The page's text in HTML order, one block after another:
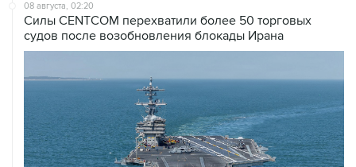
08 августа, 02:20
Силы CENTCOM перехватили более 50 торговых
судов после возобновления блокады Ирана